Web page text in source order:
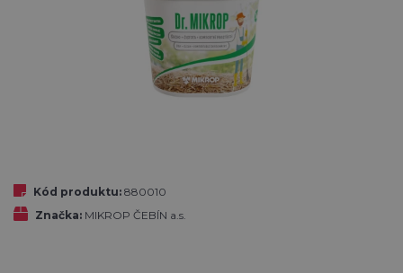
Kód produktu: 880010
Značka: MIKROP ČEBÍN a.s.